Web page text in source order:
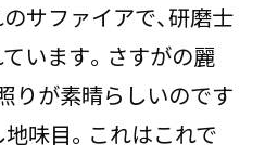
サファイアで、研磨士
います。さすがの麗
りが素晴らしいのです
地味目。これはこれで